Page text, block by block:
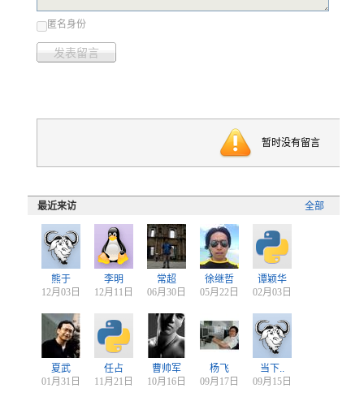
匿名身份
发表留言
暂时没有留言
全部
最近来访
熊于
12月03日
李明
12月11日
常超
06月30日
徐继哲
05月22日
谭颖华
02月03日
夏武
01月31日
任占
11月21日
曹帅军
10月16日
杨飞
09月17日
当下..
09月15日